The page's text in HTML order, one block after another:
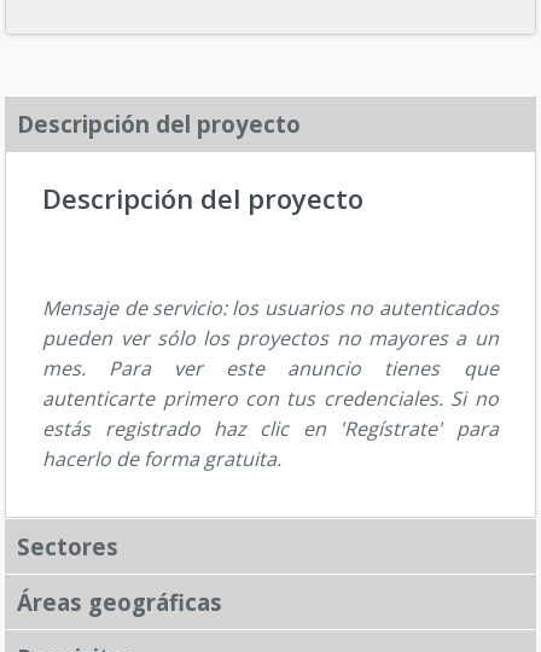
Descripción del proyecto
Descripción del proyecto
Mensaje de servicio: los usuarios no autenticados
pueden ver sólo los proyectos no mayores a un
mes. Para ver este anuncio tienes que
autenticarte primero con tus credenciales. Si no
estás registrado haz clic en 'Regístrate' para
hacerlo de forma gratuita.
Sectores
Áreas geográficas